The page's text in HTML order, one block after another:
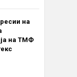
на
на ТМФ